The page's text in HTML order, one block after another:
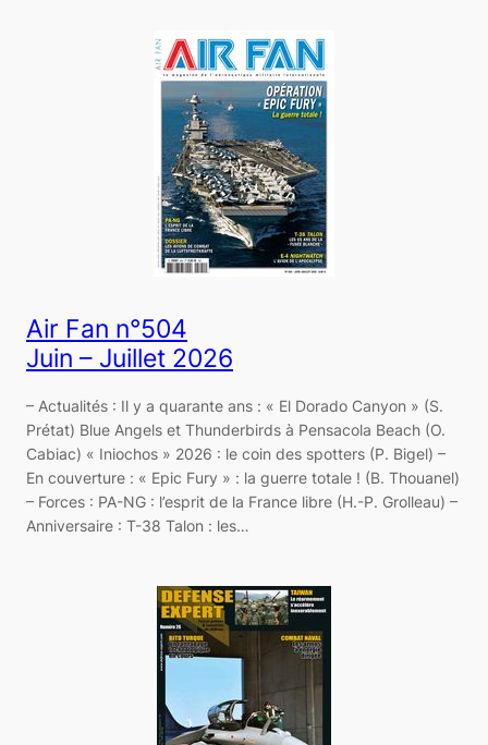
Air Fan n°504
Juin – Juillet 2026
– Actualités : Il y a quarante ans : « El Dorado Canyon » (S.
Prétat) Blue Angels et Thunderbirds à Pensacola Beach (O.
Cabiac) « Iniochos » 2026 : le coin des spotters (P. Bigel) –
En couverture : « Epic Fury » : la guerre totale ! (B. Thouanel)
– Forces : PA-NG : l’esprit de la France libre (H.-P. Grolleau) –
Anniversaire : T-38 Talon : les…